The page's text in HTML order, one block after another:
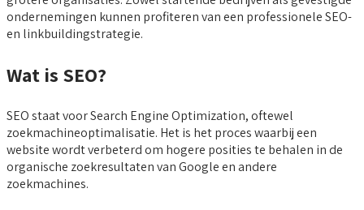
ondernemingen kunnen profiteren van een professionele SEO-
en linkbuildingstrategie.
Wat is SEO?
SEO staat voor Search Engine Optimization, oftewel
zoekmachineoptimalisatie. Het is het proces waarbij een
website wordt verbeterd om hogere posities te behalen in de
organische zoekresultaten van Google en andere
zoekmachines.